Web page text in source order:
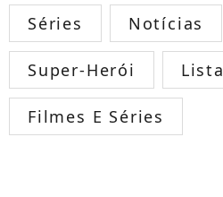
Séries Notícias
Super-Herói Lista
Filmes E Séries